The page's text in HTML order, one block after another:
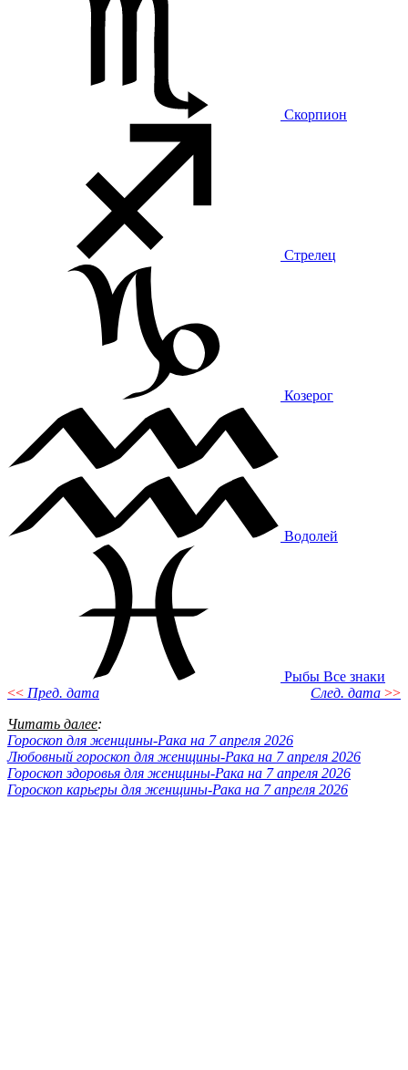
Скорпион
Стрелец
Козерог
Водолей
Рыбы Все знаки
<< Пред. дата След. дата >>
Читать далее:
Гороскоп для женщины-Рака на 7 апреля 2026
Любовный гороскоп для женщины-Рака на 7 апреля 2026
Гороскоп здоровья для женщины-Рака на 7 апреля 2026
Гороскоп карьеры для женщины-Рака на 7 апреля 2026